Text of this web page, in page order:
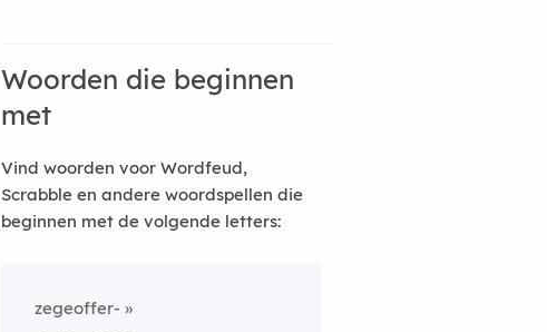
Woorden die beginnen
met
Vind woorden voor Wordfeud,
Scrabble en andere woordspellen die
beginnen met de volgende letters:
zegeoffer-